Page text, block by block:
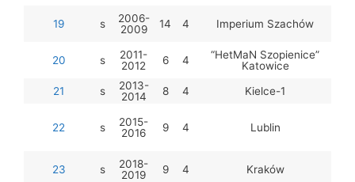
19
s
2006-
2009
14 4 Imperium Szachów
20 s
2011-
2012
6 4
“HetMaN Szopienice”
Katowice
21
s
2013-
2014
8 4 Kielce-1
22 s
2015-
2016
9 4 Lublin
23 s
2018-
2019
9 4 Kraków